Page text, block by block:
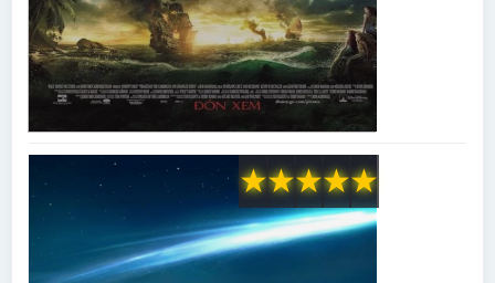
★
★
★
★
★